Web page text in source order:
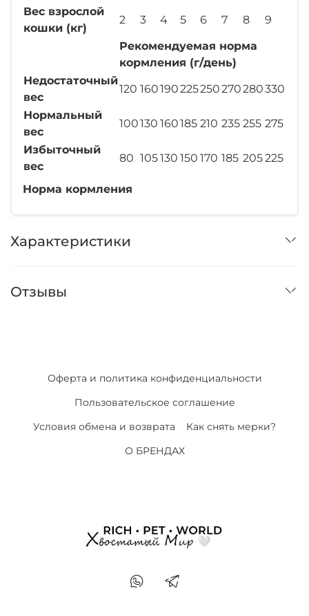
Норма кормления
Вес взрослой
кошки (кг)
2 3 4 5 6 7 8 9
Рекомендуемая норма
кормления (г/день)
Недостаточный
вес
120 160190225250270280330
Нормальный
вес
100130 160185 210 235 255 275
Избыточный
вес
80 105130 150 170 185 205225
Характеристики
Отзывы
Оферта и политика конфиденциальности
Пользовательское соглашение
Условия обмена и возврата
Как снять мерки?
О БРЕНДАХ